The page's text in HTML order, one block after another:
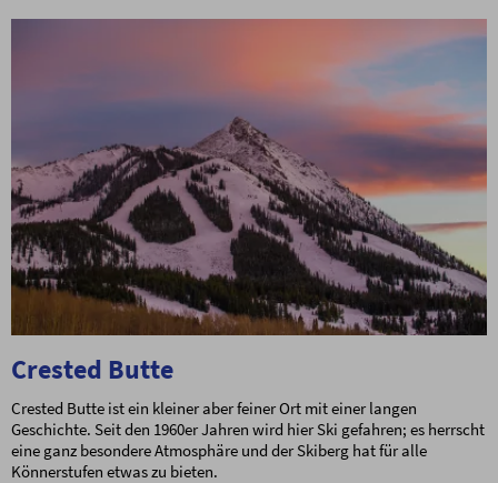
Crested Butte
Crested Butte ist ein kleiner aber feiner Ort mit einer langen
Geschichte. Seit den 1960er Jahren wird hier Ski gefahren; es herrscht
eine ganz besondere Atmosphäre und der Skiberg hat für alle
Könnerstufen etwas zu bieten.